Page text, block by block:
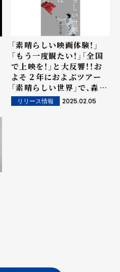
「素晴らしい映画体験！」
「もう一度観たい！」「全国
で上映を！」と大反響！！お
よそ２年におよぶツアー
「素晴らしい世界」で、森山
直太朗がたどり着いた場所
とは...。 珠玉のドキュメ
リリース情報 2025.02.05